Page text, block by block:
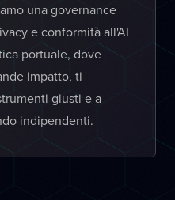
una governance
e conformità all'AI
portuale, dove
impatto, ti
giusti e a
indipendenti.